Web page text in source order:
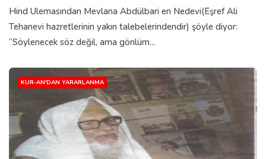
Hind Ulemasından Mevlana Abdülbari en Nedevi(Eşref Ali
Tehanevi hazretlerinin yakın talebelerindendir) şöyle diyor:
“Söylenecek söz değil, ama gönlüm...
KUR-AN'DAN YARARLANMA